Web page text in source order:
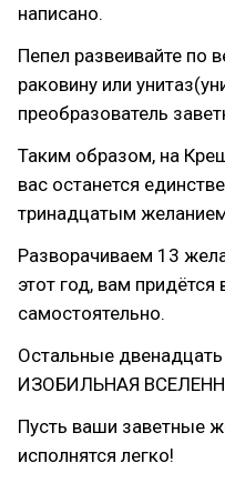
написано.
Пепел развеивайте по
раковину или
преобразователь
Таким образом, на
вас останется
тринадцатым
Разворачиваем 13
этот год, вам придётся
самостоятельно.
Остальные
ИЗОБИЛЬНАЯ
Пусть ваши заветные
исполнятся легко!